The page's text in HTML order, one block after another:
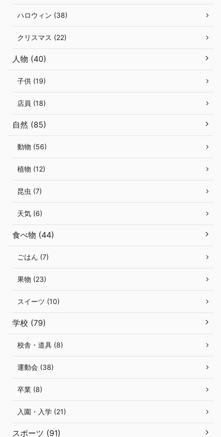
ハロウィン (38)
クリスマス (22)
人物 (40)
子供 (19)
店員 (18)
自然 (85)
動物 (56)
植物 (12)
昆虫 (7)
天気 (6)
食べ物 (44)
ごはん (7)
果物 (23)
スイーツ (10)
学校 (79)
校舎・道具 (8)
運動会 (38)
卒業 (8)
入園・入学 (21)
スポーツ (91)